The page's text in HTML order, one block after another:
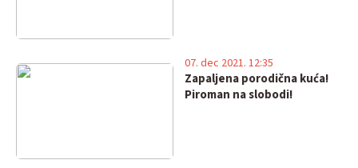
Zapaljena porodična kuća!
Piroman na slobodi!
07. dec 2021. 12:35